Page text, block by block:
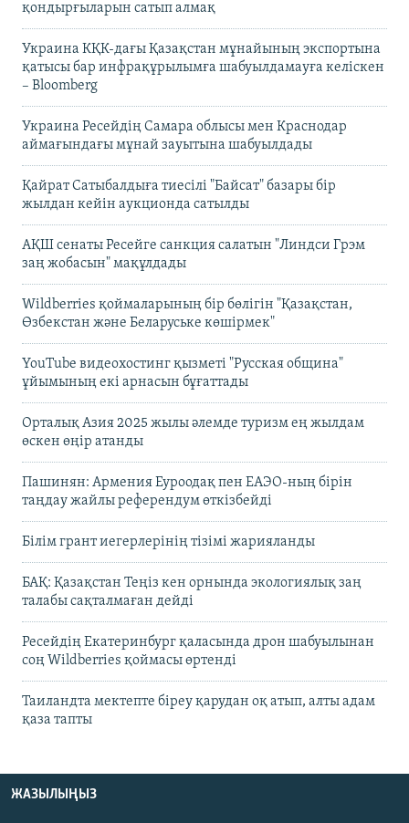
қондырғыларын сатып алмақ
Украина КҚК-дағы Қазақстан мұнайының экспортына
қатысы бар инфрақұрылымға шабуылдамауға келіскен
– Bloomberg
Украина Ресейдің Самара облысы мен Краснодар
аймағындағы мұнай зауытына шабуылдады
Қайрат Сатыбалдыға тиесілі "Байсат" базары бір
жылдан кейін аукционда сатылды
АҚШ сенаты Ресейге санкция салатын "Линдси Грэм
заң жобасын" мақұлдады
Wildberries қоймаларының бір бөлігін "Қазақстан,
Өзбекстан және Беларуське көшірмек"
YouTube видеохостинг қызметі "Русская община"
ұйымының екі арнасын бұғаттады
Орталық Азия 2025 жылы әлемде туризм ең жылдам
өскен өңір атанды
Пашинян: Армения Еуроодақ пен ЕАЭО-ның бірін
таңдау жайлы референдум өткізбейді
Білім грант иегерлерінің тізімі жарияланды
БАҚ: Қазақстан Теңіз кен орнында экологиялық заң
талабы сақталмаған дейді
Ресейдің Екатеринбург қаласында дрон шабуылынан
соң Wildberries қоймасы өртенді
Таиландта мектепте біреу қарудан оқ атып, алты адам
қаза тапты
ЖАЗЫЛЫҢЫЗ